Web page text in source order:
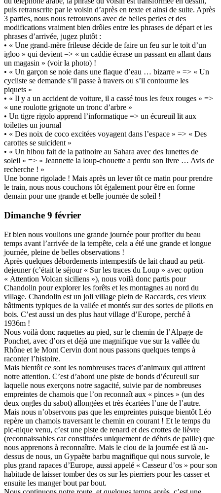
puis retranscrite par le voisin d’après en texte et ainsi de suite. Après
3 parties, nous nous retrouvons avec de belles perles et des
modifications vraiment bien drôles entre les phrases de départ et les
phrases d’arrivée, jugez plutôt :
• « Une grand-mère frileuse décide de faire un feu sur le toit d’un
igloo » qui devient => « un caddie écrase un passant en allant dans
un magasin » (voir la photo) !
• « Un garçon se noie dans une flaque d’eau … bizarre » => « Un
cycliste se demande s’il passe à travers ou s’il contourne les
piquets »
• « Il y a un accident de voiture, il a cassé tous les feux rouges » =>
« une roulotte grignote un tronc d’arbre »
• Un tigre rigolo apprend l’informatique => un écureuil lit aux
toilettes un journal
• « Des noix de coco excitées voyagent dans l’espace » => « Des
carottes se suicident »
• « Un hibou fait de la patinoire au Sahara avec des lunettes de
soleil » => « Jeannette la loup-chouette a perdu son livre … Avis de
recherche ! »
Une bonne rigolade ! Mais après un lever tôt ce matin pour prendre
le train, nous nous couchons tôt également pour être en forme
demain pour une grande et belle journée de soleil !
Dimanche 9 février
Et bien nous voulions une grande journée pour profiter du beau
temps avant l’arrivée de la tempête, cela a été une grande et longue
journée, pleine de belles observations !
Après quelques débordements intempestifs de lait chaud au petit-
dejeuner (c’était le séjour « Sur les traces du Loup » avec option
« Attention Volcan siciliens »), nous voilà donc partis pour
Chandolin pour explorer les forêts et les montagnes au nord du
village. Chandolin est un joli village plein de Raccards, ces vieux
bâtiments typiques de la vallée et montés sur des sortes de pilotis en
bois. C’est aussi un des plus haut village d’Europe, perché à
1936m !
Nous voilà donc raquettes au pied, sur le chemin de l’Alpage de
Ponchet, avec d’ors et déjà une magnifique vue sur la vallée du
Rhône et le Mont Cervin dont nous passons quelques temps à
raconter l’histoire.
Mais bientôt ce sont les nombreuses traces d’animaux qui attirent
notre attention. C’est d’abord une piste de bonds d’écureuil sur
laquelle nous exerçons notre sagacité, suivie par de nombreuses
empreintes de chamois que l’on reconnaît aux « pinces » (un des
deux ongles du sabot) allongées et très écartées l’une de l’autre.
Mais nous n’observons pas que les empreintes puisque bientôt Léo
repère un chamois traversant le chemin en courant ! Et le temps du
pic-nique venu, c’est une piste de renard et des crottes de lièvre
(reconnaissables car constituées uniquement de débris de paille) que
nous apprenons à reconnaître. Mais le clou de la journée est là au-
dessus de nous, un Gypaète barbu magnifique qui nous survole, le
plus grand rapaces d’Europe, aussi appelé « Casseur d’os » pour son
habitude de laisser tomber des os sur les pierriers pour les casser et
ensuite les manger bout par bout.